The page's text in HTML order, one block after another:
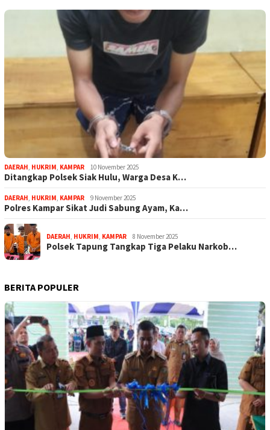
DAERAH, HUKRIM, KAMPAR 10 November 2025
Ditangkap Polsek Siak Hulu, Warga Desa K…
DAERAH, HUKRIM, KAMPAR 9 November 2025
Polres Kampar Sikat Judi Sabung Ayam, Ka…
DAERAH, HUKRIM, KAMPAR 8 November 2025
Polsek Tapung Tangkap Tiga Pelaku Narkob…
BERITA POPULER